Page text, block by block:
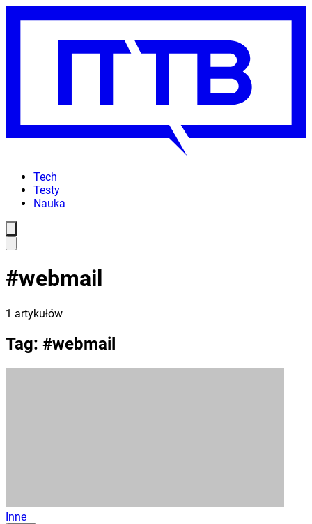
Tech
Testy
Nauka
#webmail
1 artykułów
Tag: #webmail
Inne